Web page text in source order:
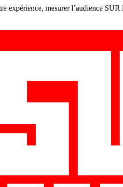
expérience, mesurer l’audience